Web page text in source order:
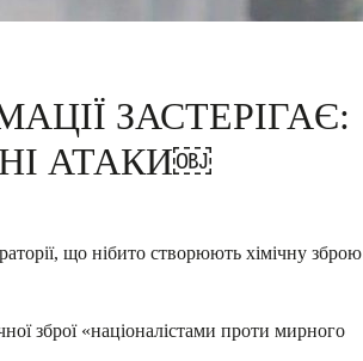
ЗАСТЕРІГАЄ:
АТАКИ￼
що нібито створюють хімічну зброю
зброї «націоналістами проти мирного